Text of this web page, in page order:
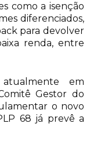
como a isenção
diferenciados,
para devolver
renda, entre
em
Gestor do
o novo
68 já prevê a